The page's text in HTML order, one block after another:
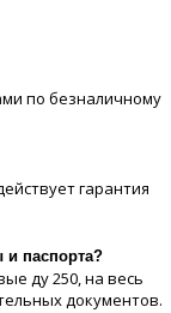
по безналичному
гарантия
паспорта?
ду 250, на весь
документов.